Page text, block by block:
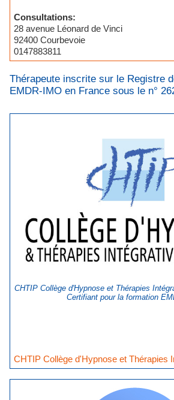
Consultations:
28 avenue Léonard de Vinci
92400 Courbevoie
0147883811
Thérapeute inscrite sur le Registre
EMDR-IMO en France sous le n°
CHTIP Collège d'Hypnose et Thérapies
Certifiant pour la formation
CHTIP Collège d'Hypnose et Thérapies